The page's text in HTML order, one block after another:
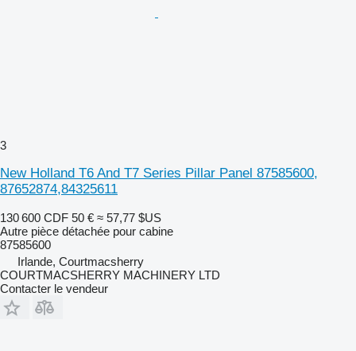
3
New Holland T6 And T7 Series Pillar Panel 87585600,
87652874,84325611
130 600 CDF 50 € ≈ 57,77 $US
Autre pièce détachée pour cabine
87585600
Irlande, Courtmacsherry
COURTMACSHERRY MACHINERY LTD
Contacter le vendeur